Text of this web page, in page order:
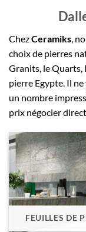
ChezCeramiks,
choix de pierres
Granits, le Quarts,
pierre Egypte. Il
un nombre
prix négocier
FEUILLES DE